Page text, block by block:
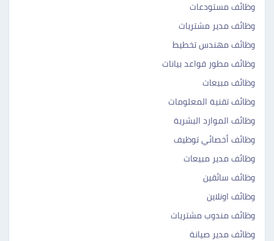
وظائف مستودعات
وظائف مدير مشتريات
وظائف مهندس تخطيط
وظائف مطور قواعد بيانات
وظائف مبيعات
وظائف تقنية المعلومات
وظائف الموارد البشرية
وظائف أخصائي توظيف
وظائف مدير مبيعات
وظائف سائقين
وظائف اونلاين
وظائف مندوب مشتريات
وظائف مدير صيانة